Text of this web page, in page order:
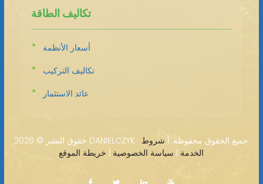
تكاليف الطاقة
أسعار الأنظمة
تكاليف التركيب
عائد الاستثمار
حقوق النشر © 2026 DANIELCZYK · جميع الحقوق محفوظة. | شروط
الخدمة
سياسة الخصوصية خريطة الموقع